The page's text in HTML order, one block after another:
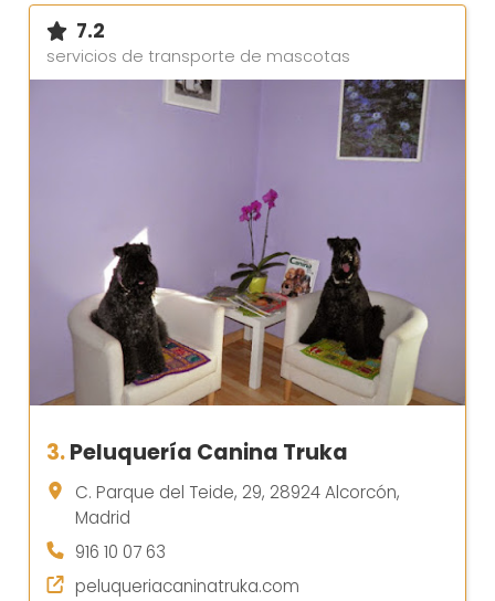
7.2
servicios de transporte de mascotas
3.Peluquería Canina Truka
C. Parque del Teide, 29, 28924 Alcorcón,
Madrid
916 10 07 63
peluqueriacaninatruka.com